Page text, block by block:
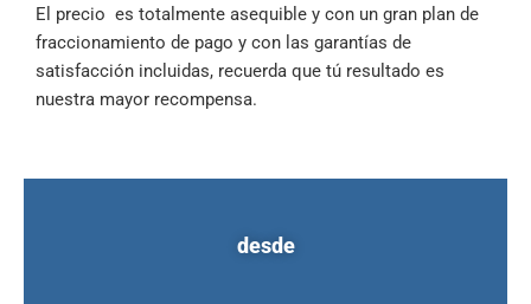
El precio es totalmente asequible y con un gran plan de
fraccionamiento de pago y con las garantías de
satisfacción incluidas, recuerda que tú resultado es
nuestra mayor recompensa.
desde